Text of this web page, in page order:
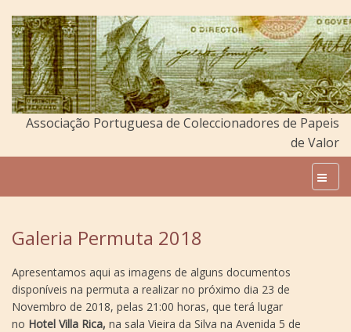
Associação Portuguesa de Coleccionadores de Papeis
de Valor
Galeria Permuta 2018
Apresentamos aqui as imagens de alguns documentos
disponíveis na permuta a realizar no próximo dia 23 de
Novembro de 2018, pelas 21:00 horas, que terá lugar
no Hotel Villa Rica, na sala Vieira da Silva na Avenida 5 de